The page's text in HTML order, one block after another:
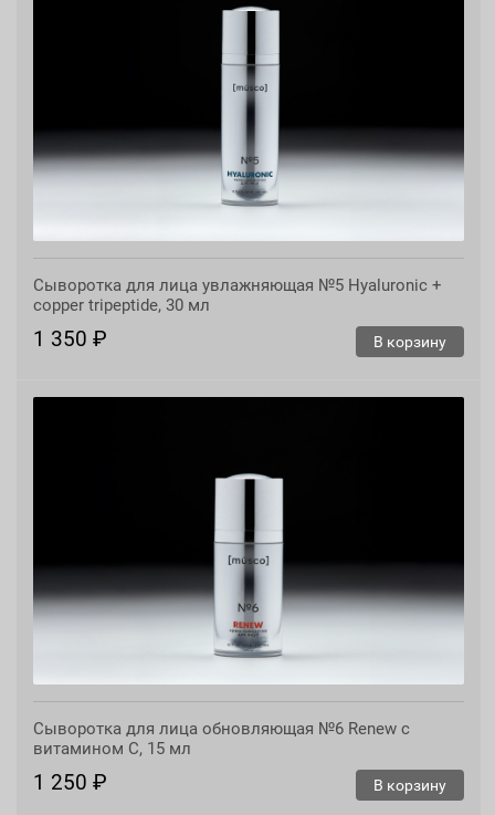
Сыворотка для лица увлажняющая №5 Hyaluronic +
copper tripeptide, 30 мл
1 350 ₽ В корзину
Сыворотка для лица обновляющая №6 Renew с
витамином С, 15 мл
1 250 ₽ В корзину